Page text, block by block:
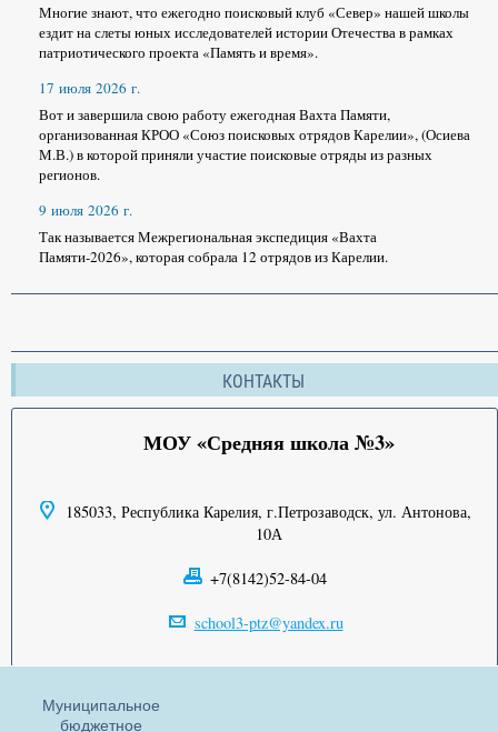
Многие знают, что ежегодно поисковый клуб «Север» нашей школы
ездит на слеты юных исследователей истории Отечества в рамках
патриотического проекта «Память и время».
17 июля 2026 г.
Вот и завершила свою работу ежегодная Вахта Памяти,
организованная КРОО «Союз поисковых отрядов Карелии», (Осиева
М.В.) в которой приняли участие поисковые отряды из разных
регионов.
9 июля 2026 г.
Так называется Межрегиональная экспедиция «Вахта
Памяти-2026», которая собрала 12 отрядов из Карелии.
КОНТАКТЫ
МОУ «Средняя школа №3»
185033, Республика Карелия, г.Петрозаводск, ул. Антонова,
10А
+7(8142)52-84-04
school3-ptz@yandex.ru
Муниципальное
бюджетное